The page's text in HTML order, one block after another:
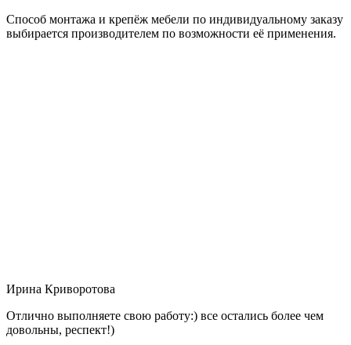
Способ монтажа и крепёж мебели по индивидуальному заказу
выбирается производителем по возможности её применения.
Ирина Криворотова
Отлично выполняете свою работу:) все остались более чем
довольны, респект!)